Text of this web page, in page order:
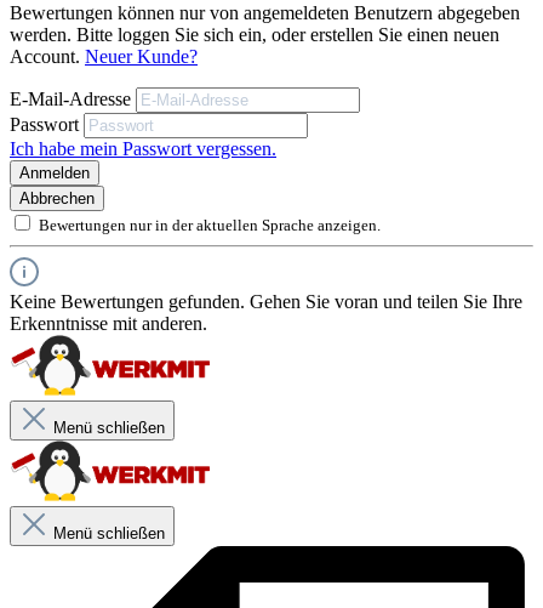
Produktanwendung
Verkleben von Kanten und Leisten
PVC, Kunststoffe, Metalle, Stein, Beton
Produktbeschreibung
UV- und Witterungsbeständig für den Einsatz im Innen- und
Außenbereich
Hervorragende Haftung auf verschiedenen Oberflächen
Voll ausgehärtet nach drei Stunden
Bewertungen können nur von angemeldeten Benutzern abgegeben
werden. Bitte loggen Sie sich ein, oder erstellen Sie einen neuen
Account. Neuer Kunde?
E-Mail-Adresse
Passwort
Ich habe mein Passwort vergessen.
Anmelden
Abbrechen
Bewertungen nur in der aktuellen Sprache anzeigen.
Keine Bewertungen gefunden. Gehen Sie voran und teilen Sie Ihre
Erkenntnisse mit anderen.
Menü schließen
Menü schließen